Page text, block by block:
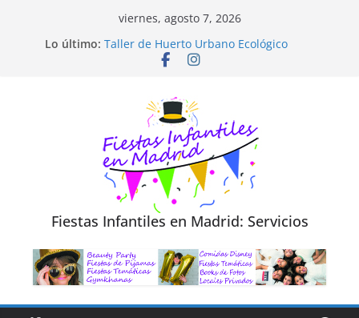
viernes, agosto 7, 2026
Lo último: Taller de Huerto Urbano Ecológico
TALLER FOTOGRAFÍA LA NATURALEZA
Trivial Virtual para niños
Fiestas Infantiles en Madrid: Servicios